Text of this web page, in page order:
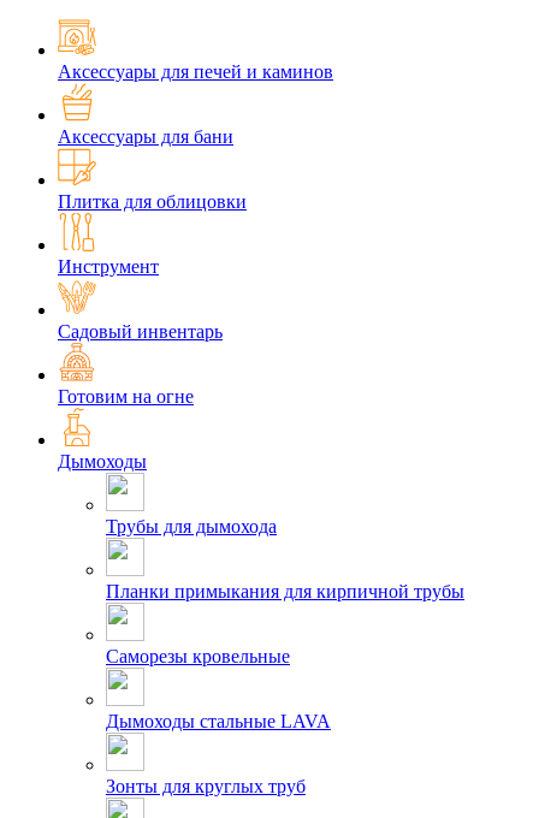
Аксессуары для печей и каминов
Аксессуары для бани
Плитка для облицовки
Инструмент
Садовый инвентарь
Готовим на огне
Дымоходы
Трубы для дымохода
Планки примыкания для кирпичной трубы
Саморезы кровельные
Дымоходы стальные LAVA
Зонты для круглых труб